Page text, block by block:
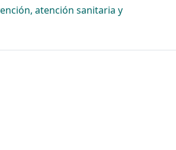
atención sanitaria y